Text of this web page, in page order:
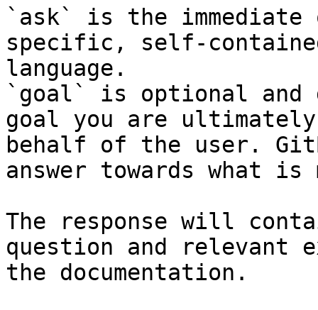
`ask` is the
specific, self-
language.
`goal` is optional and
goal you are
behalf of the user.
answer towards what
The response will
question and relevant
the documentation.